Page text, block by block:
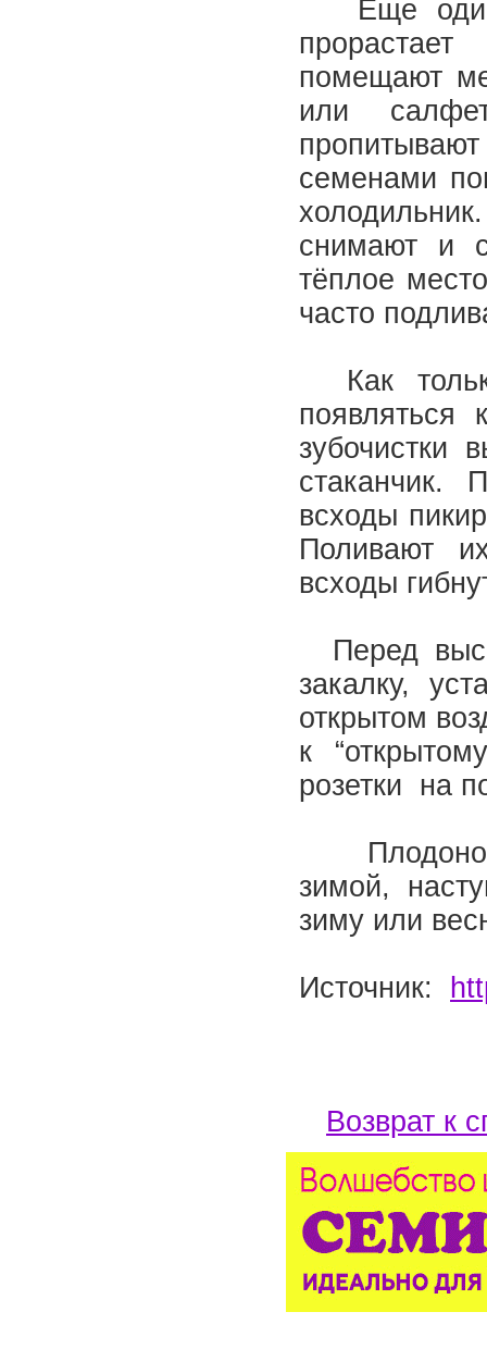
Еще один
помещают
или
семенами
снимают и
тёплое
часто
Как
зубочистки
стаканчик.
всходы
Поливают
всходы
Перед
закалку,
открытом
к
розетки на
зимой,
зиму или
Источник:
Возврат к